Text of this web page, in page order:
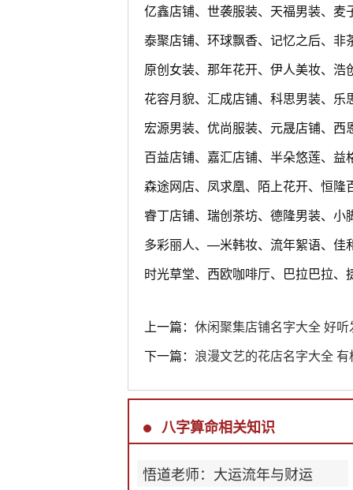
亿鑫店铺、世袭服装、天福男装、麦
泰聚店铺、环球飘香、记忆之后、非
原创女装、那年花开、伊人美妆、浩
花容月貌、汇成店铺、科思男装、乐
宏源男装、优尚服装、元晟店铺、西
百益店铺、嘉汇店铺、半朵悠莲、益
森途网店、凤求凰、陌上花开、恒隆
睿丁店铺、瑞创茶坊、德隆男装、小
多彩丽人、—米韩妆、流年絮语、佳
时光草堂、西欧咖啡厅、巴拉巴拉、
上一篇： 休闲聚集店铺名字大全 好
下一篇： 浪漫文艺的花店名字大全
八字算命相关知识
悟道老师：大运流年与财运